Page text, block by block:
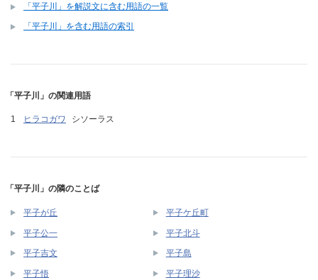
「平子川」を解説文に含む用語の一覧
「平子川」を含む用語の索引
「平子川」の関連用語
ヒラコガワ シソーラス
「平子川」の隣のことば
平子が丘 平子ケ丘町
平子公一 平子北斗
平子吉文 平子島
平子悟 平子理沙